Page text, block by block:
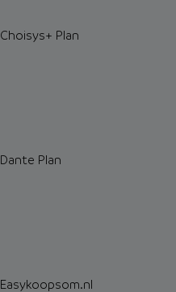
Choisys+ Plan
Dante Plan
Easykoopsom.nl